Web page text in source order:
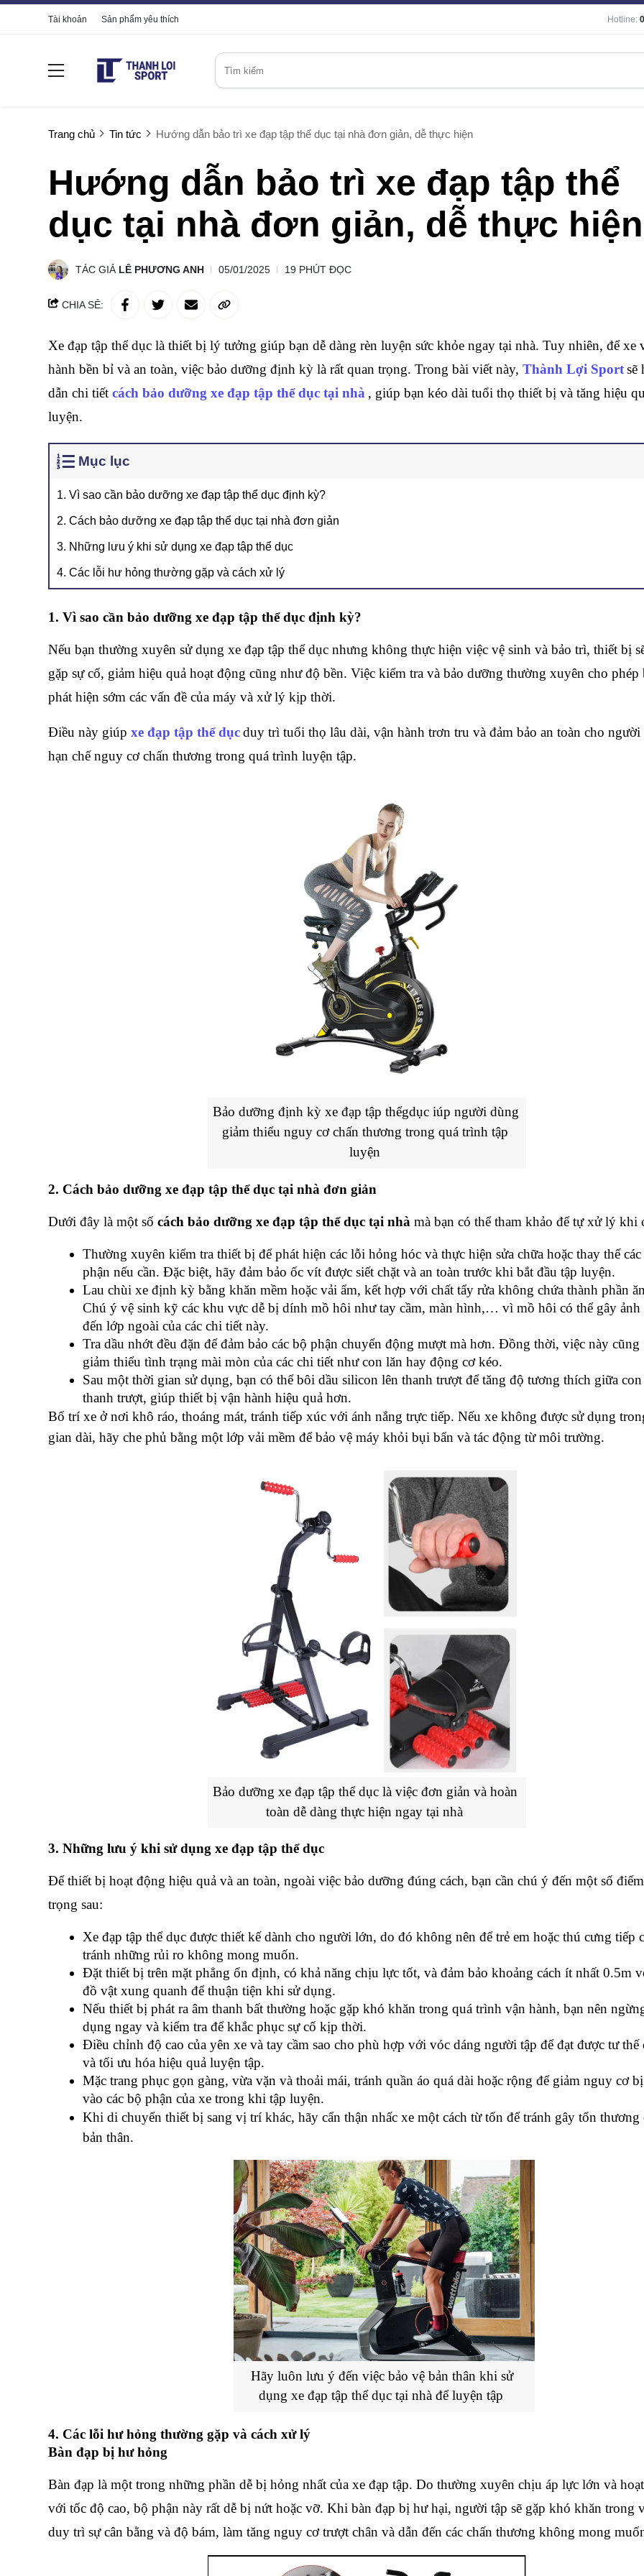
Tài khoản Sản phẩm yêu thích Hotline:
Trang chủ Tin tức Hướng dẫn bảo trì xe đạp tập thể dục tại nhà đơn giản, dễ thực hiện
Hướng dẫn bảo trì xe đạp tập thể
dục tại nhà đơn giản, dễ thực hiện
TÁC GIẢ LÊ PHƯƠNG ANH 05/01/2025 19 PHÚT ĐỌC
CHIA SẺ:
Xe đạp tập thể dục là thiết bị lý tưởng giúp bạn dễ dàng rèn luyện sức khỏe ngay tại nhà. Tuy nhiên, để xe
hành bền bỉ và an toàn, việc bảo dưỡng định kỳ là rất quan trọng. Trong bài viết này, Thành Lợi Sportsẽ
dẫn chi tiết cách bảo dưỡng xe đạp tập thể dục tại nhà , giúp bạn kéo dài tuổi thọ thiết bị và tăng hiệu
luyện.
Mục lục
1. Vì sao cần bảo dưỡng xe đạp tập thể dục định kỳ?
2. Cách bảo dưỡng xe đạp tập thể dục tại nhà đơn giản
3. Những lưu ý khi sử dụng xe đạp tập thể dục
4. Các lỗi hư hỏng thường gặp và cách xử lý
1. Vì sao cần bảo dưỡng xe đạp tập thể dục định kỳ?
Nếu bạn thường xuyên sử dụng xe đạp tập thể dục nhưng không thực hiện việc vệ sinh và bảo trì, thiết bị
gặp sự cố, giảm hiệu quả hoạt động cũng như độ bền. Việc kiểm tra và bảo dưỡng thường xuyên cho phép
phát hiện sớm các vấn đề của máy và xử lý kịp thời.
Điều này giúp xe đạp tập thể dụcduy trì tuổi thọ lâu dài, vận hành trơn tru và đảm bảo an toàn cho
hạn chế nguy cơ chấn thương trong quá trình luyện tập.
Bảo dưỡng định kỳ xe đạp tập thểgdục iúp người dùng
giảm thiểu nguy cơ chấn thương trong quá trình tập
luyện
2. Cách bảo dưỡng xe đạp tập thể dục tại nhà đơn giản
Dưới đây là một số cách bảo dưỡng xe đạp tập thể dục tại nhà mà bạn có thể tham khảo để tự xử lý khi
Thường xuyên kiểm tra thiết bị để phát hiện các lỗi hỏng hóc và thực hiện sửa chữa hoặc thay thế
phận nếu cần. Đặc biệt, hãy đảm bảo ốc vít được siết chặt và an toàn trước khi bắt đầu tập luyện.
Lau chùi xe định kỳ bằng khăn mềm hoặc vải ẩm, kết hợp với chất tẩy rửa không chứa thành phần
Chú ý vệ sinh kỹ các khu vực dễ bị dính mồ hôi như tay cầm, màn hình,… vì mồ hôi có thể gây ảnh
đến lớp ngoài của các chi tiết này.
Tra dầu nhớt đều đặn để đảm bảo các bộ phận chuyển động mượt mà hơn. Đồng thời, việc này
giảm thiểu tình trạng mài mòn của các chi tiết như con lăn hay động cơ kéo.
Sau một thời gian sử dụng, bạn có thể bôi dầu silicon lên thanh trượt để tăng độ tương thích giữa
thanh trượt, giúp thiết bị vận hành hiệu quả hơn.
Bố trí xe ở nơi khô ráo, thoáng mát, tránh tiếp xúc với ánh nắng trực tiếp. Nếu xe không được sử dụng
gian dài, hãy che phủ bằng một lớp vải mềm để bảo vệ máy khỏi bụi bẩn và tác động từ môi trường.
Bảo dưỡng xe đạp tập thể dục là việc đơn giản và hoàn
toàn dễ dàng thực hiện ngay tại nhà
3. Những lưu ý khi sử dụng xe đạp tập thể dục
Để thiết bị hoạt động hiệu quả và an toàn, ngoài việc bảo dưỡng đúng cách, bạn cần chú ý đến một số
trọng sau:
Xe đạp tập thể dục được thiết kế dành cho người lớn, do đó không nên để trẻ em hoặc thú cưng tiếp
tránh những rủi ro không mong muốn.
Đặt thiết bị trên mặt phẳng ổn định, có khả năng chịu lực tốt, và đảm bảo khoảng cách ít nhất 0.5m
đồ vật xung quanh để thuận tiện khi sử dụng.
Nếu thiết bị phát ra âm thanh bất thường hoặc gặp khó khăn trong quá trình vận hành, bạn nên
dụng ngay và kiểm tra để khắc phục sự cố kịp thời.
Điều chỉnh độ cao của yên xe và tay cầm sao cho phù hợp với vóc dáng người tập để đạt được tư thế
và tối ưu hóa hiệu quả luyện tập.
Mặc trang phục gọn gàng, vừa vặn và thoải mái, tránh quần áo quá dài hoặc rộng để giảm nguy cơ
vào các bộ phận của xe trong khi tập luyện.
Khi di chuyển thiết bị sang vị trí khác, hãy cẩn thận nhấc xe một cách từ tốn để tránh gây tổn thương
bản thân.
Hãy luôn lưu ý đến việc bảo vệ bản thân khi sử
dụng xe đạp tập thể dục tại nhà để luyện tập
4. Các lỗi hư hỏng thường gặp và cách xử lý
Bàn đạp bị hư hỏng
Bàn đạp là một trong những phần dễ bị hỏng nhất của xe đạp tập. Do thường xuyên chịu áp lực lớn và
với tốc độ cao, bộ phận này rất dễ bị nứt hoặc vỡ. Khi bàn đạp bị hư hại, người tập sẽ gặp khó khăn trong
duy trì sự cân bằng và độ bám, làm tăng nguy cơ trượt chân và dẫn đến các chấn thương không mong